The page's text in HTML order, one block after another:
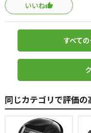
正直言うと、かなり好
何せ体験したことのな
を得意としているかど
しかし、飛距離の潜在
今まで打ったドライバ
か？）
もちろんヘッドスピー
すが。。。
いいね
すべて
同じカテゴリで評価の